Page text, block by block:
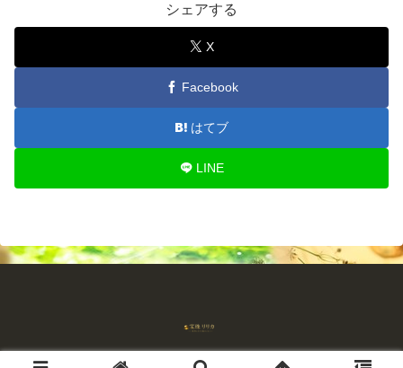
シェアする
X
Facebook
はてブ
LINE